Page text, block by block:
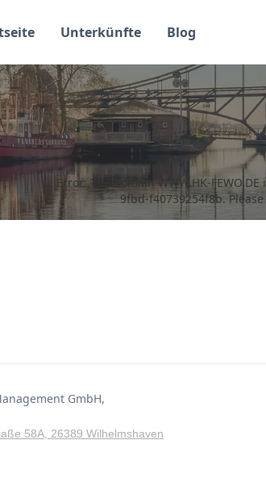
Unterkünfte Blog
Error: The domain WWW.HK-
9fbd-f40739254f8b.
GmbH,
58A, 26389 Wilhelmshaven